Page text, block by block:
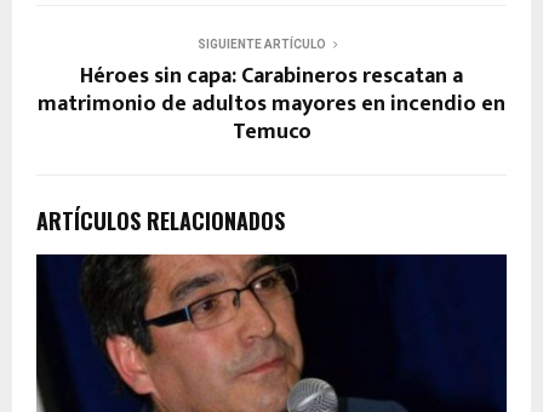
SIGUIENTE ARTÍCULO
Héroes sin capa: Carabineros rescatan a
matrimonio de adultos mayores en incendio en
Temuco
ARTÍCULOS RELACIONADOS